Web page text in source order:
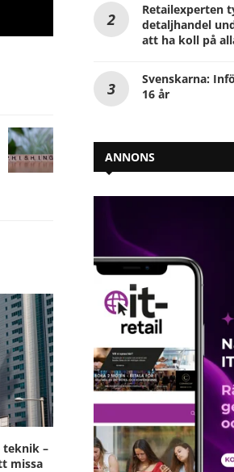
teknik –
missa
Retailexperten
detaljhandel
att ha koll på
Svenskarna:
16 år
ANNONS